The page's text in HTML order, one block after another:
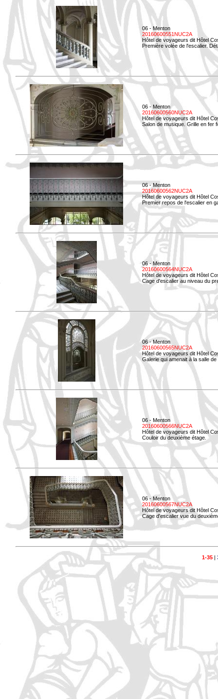
06 - Menton
20160600551NUC2A
Hôtel de voyageurs dit Hôtel
Première volée de l'escalier.
06 - Menton
20160600560NUC2A
Hôtel de voyageurs dit Hôtel
Salon de musique. Grille en fer
06 - Menton
20160600562NUC2A
Hôtel de voyageurs dit Hôtel
Premier repos de l'escalier en
06 - Menton
20160600564NUC2A
Hôtel de voyageurs dit Hôtel
Cage d'escalier au niveau du
06 - Menton
20160600565NUC2A
Hôtel de voyageurs dit Hôtel
Galerie qui amenait à la salle
06 - Menton
20160600566NUC2A
Hôtel de voyageurs dit Hôtel
Couloir du deuxième étage.
06 - Menton
20160600567NUC2A
Hôtel de voyageurs dit Hôtel
Cage d'escalier vue du
1-35|